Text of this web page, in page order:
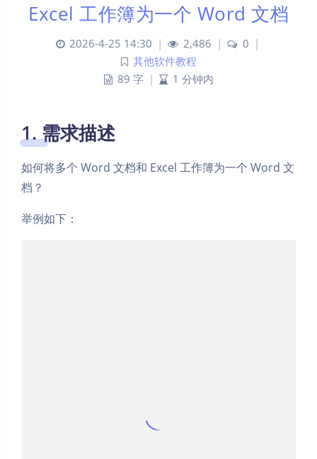
Excel 工作簿为一个 Word 文档
2026-4-25 14:30 2,486 0
其他软件教程
89 字
1 分钟内
1. 需求描述
如何将多个 Word 文档和 Excel 工作簿为一个 Word 文
档？
举例如下：